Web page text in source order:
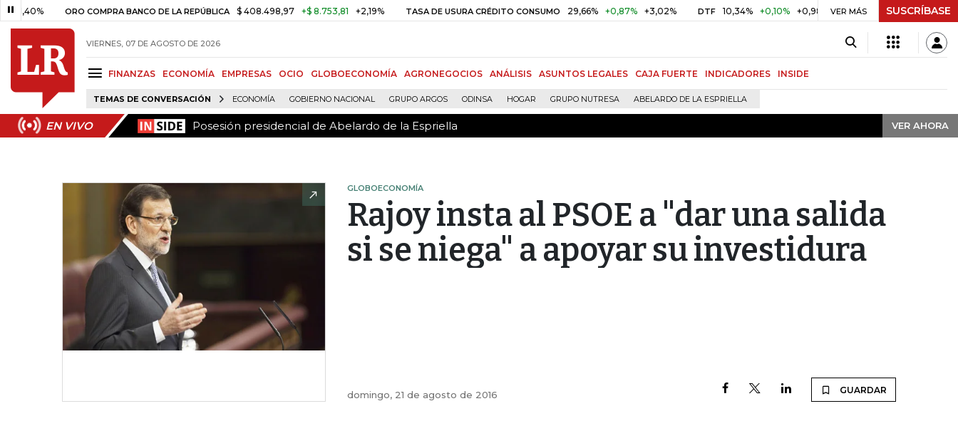
ORO COMPRA BANCO DE LA REPÚBLICA $ 408.498,97 +$ 8.753,81 +2,19% TASA DE USURA CRÉDITO CONSUMO 29,66% +0,87% +3,02% DTF 10,34% +0,10% +0,98% UVR $ 416,91 +$ 0,05 +0,01%
VER MÁS SUSCRÍBASE
VIERNES, 07 DE AGOSTO DE 2026
FINANZAS ECONOMÍA EMPRESAS OCIO GLOBOECONOMÍA AGRONEGOCIOS ANÁLISIS ASUNTOS LEGALES CAJA FUERTE INDICADORES INSIDE
TEMAS DE CONVERSACIÓN ECONOMÍA GOBIERNO NACIONAL GRUPO ARGOS ODINSA HOGAR GRUPO NUTRESA ABELARDO DE LA ESPRIELLA
EN VIVO Posesión presidencial de Abelardo de la Espriella VER AHORA
EN VIVO Posesión presidencial de Abelardo de la Espriella VER AHORA
GLOBOECONOMÍA
Rajoy insta al PSOE a "dar una salida
si se niega" a apoyar su investidura
domingo, 21 de agosto de 2016 GUARDAR